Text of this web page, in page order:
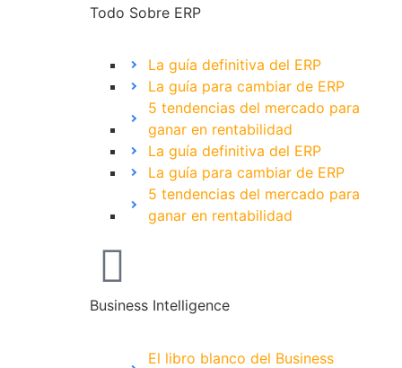
Todo Sobre ERP
La guía definitiva del ERP
La guía para cambiar de ERP
5 tendencias del mercado para
ganar en rentabilidad
La guía definitiva del ERP
La guía para cambiar de ERP
5 tendencias del mercado para
ganar en rentabilidad
Business Intelligence
El libro blanco del Business